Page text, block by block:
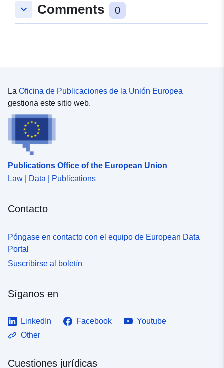
keyboard_arrow_down Comments 0
La Oficina de Publicaciones de la Unión Europea
gestiona este sitio web.
Publications Office of the European Union
Law | Data | Publications
Contacto
Póngase en contacto con el equipo de European Data
Portal
Suscribirse al boletín
Síganos en
LinkedIn Facebook
Youtube
Other
Cuestiones jurídicas